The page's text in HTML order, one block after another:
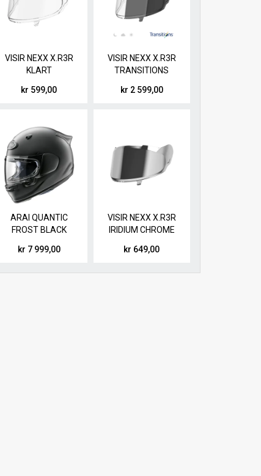
VISIR NEXX X.R3R
KLART
kr 599,00
VISIR NEXX X.R3R
TRANSITIONS
kr 2 599,00
ARAI QUANTIC
FROST BLACK
kr 7 999,00
VISIR NEXX X.R3R
IRIDIUM CHROME
kr 649,00